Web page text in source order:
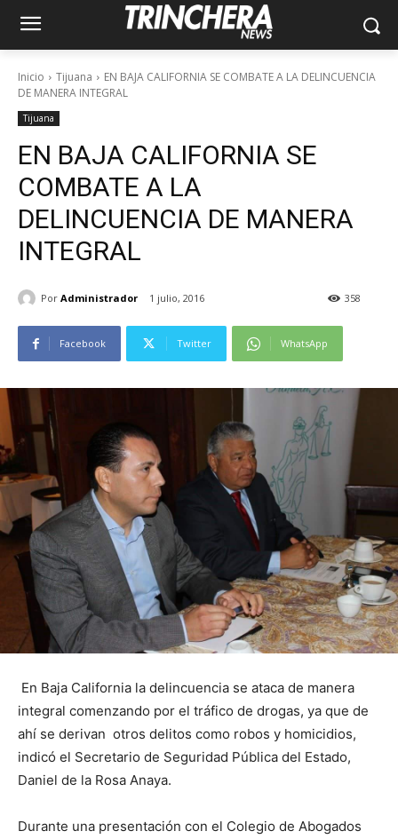
Inicio Tijuana
EN BAJA CALIFORNIA SE COMBATE A LA DELINCUENCIA
DE MANERA INTEGRAL
Tijuana
EN BAJA CALIFORNIA SE
COMBATE A LA
DELINCUENCIA DE MANERA
INTEGRAL
Por Administrador 1 julio, 2016 358
Facebook Twitter WhatsApp
En Baja California la delincuencia se ataca de manera
integral comenzando por el tráfico de drogas, ya que de
ahí se derivan otros delitos como robos y homicidios,
indicó el Secretario de Seguridad Pública del Estado,
Daniel de la Rosa Anaya.
Durante una presentación con el Colegio de Abogados